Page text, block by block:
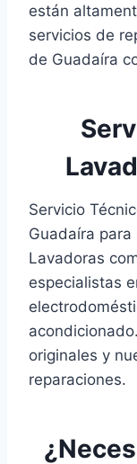
están
servicios de
de Guadaíra
Servicio
Guadaíra
Lavadoras
especialistas
originales y
reparaciones.